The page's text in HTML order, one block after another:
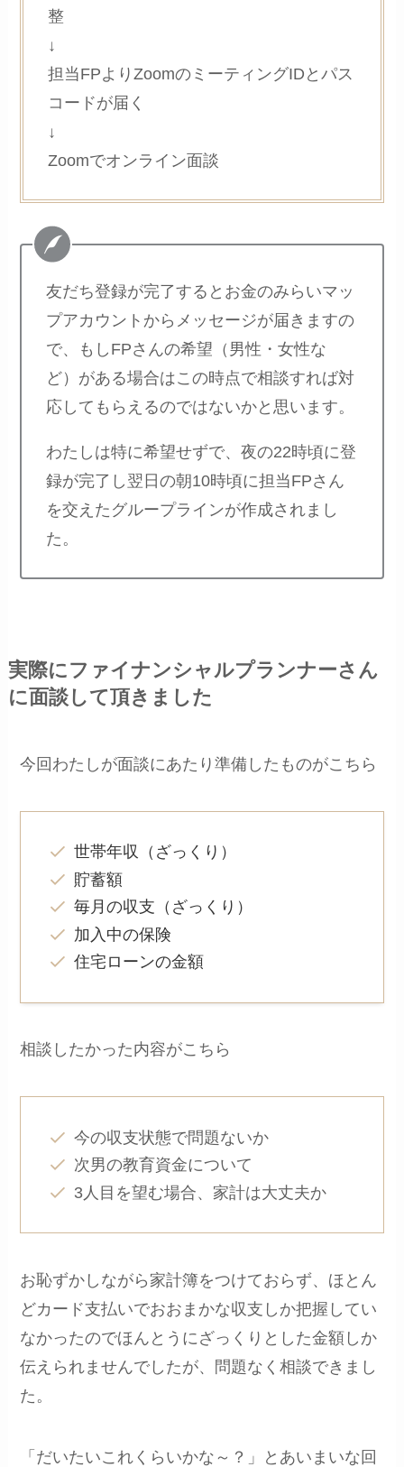
整
↓
担当FPよりZoomのミーティングIDとパス
コードが届く
↓
Zoomでオンライン面談
友だち登録が完了するとお金のみらいマッ
プアカウントからメッセージが届きますの
で、もしFPさんの希望（男性・女性な
ど）がある場合はこの時点で相談すれば対
応してもらえるのではないかと思います。
わたしは特に希望せずで、夜の22時頃に登
録が完了し翌日の朝10時頃に担当FPさん
を交えたグループラインが作成されまし
た。
実際にファイナンシャルプランナーさん
に面談して頂きました
今回わたしが面談にあたり準備したものがこちら
世帯年収（ざっくり）
貯蓄額
毎月の収支（ざっくり）
加入中の保険
住宅ローンの金額
相談したかった内容がこちら
今の収支状態で問題ないか
次男の教育資金について
3人目を望む場合、家計は大丈夫か
お恥ずかしながら家計簿をつけておらず、ほとん
どカード支払いでおおまかな収支しか把握してい
なかったのでほんとうにざっくりとした金額しか
伝えられませんでしたが、問題なく相談できまし
た。
「だいたいこれくらいかな～？」とあいまいな回